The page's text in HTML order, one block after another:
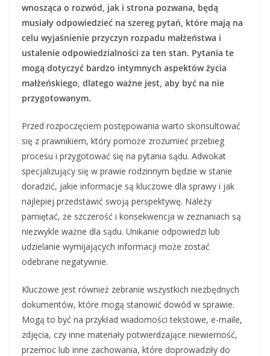
wnosząca o rozwód, jak i strona pozwana, będą
musiały odpowiedzieć na szereg pytań, które mają na
celu wyjaśnienie przyczyn rozpadu małżeństwa i
ustalenie odpowiedzialności za ten stan. Pytania te
mogą dotyczyć bardzo intymnych aspektów życia
małżeńskiego, dlatego ważne jest, aby być na nie
przygotowanym.
Przed rozpoczęciem postępowania warto skonsultować
się z prawnikiem, który pomoże zrozumieć przebieg
procesu i przygotować się na pytania sądu. Adwokat
specjalizujący się w prawie rodzinnym będzie w stanie
doradzić, jakie informacje są kluczowe dla sprawy i jak
najlepiej przedstawić swoją perspektywę. Należy
pamiętać, że szczerość i konsekwencja w zeznaniach są
niezwykle ważne dla sądu. Unikanie odpowiedzi lub
udzielanie wymijających informacji może zostać
odebrane negatywnie.
Kluczowe jest również zebranie wszystkich niezbędnych
dokumentów, które mogą stanowić dowód w sprawie.
Mogą to być na przykład wiadomości tekstowe, e-maile,
zdjęcia, czy inne materiały potwierdzające niewierność,
przemoc lub inne zachowania, które doprowadziły do